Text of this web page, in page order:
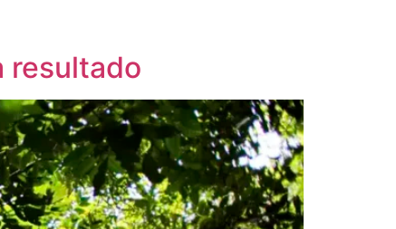
resultado